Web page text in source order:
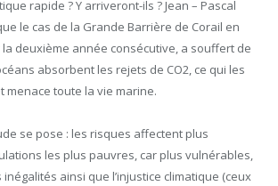
rapide ? Y arriveront-ils ? Jean – Pascal
le cas de la Grande Barrière de Corail en
deuxième année consécutive, a souffert de
absorbent les rejets de CO2, ce qui les
menace toute la vie marine.
se pose : les risques affectent plus
les plus pauvres, car plus vulnérables,
ainsi que l’injustice climatique (ceux